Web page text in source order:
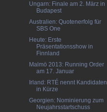
Ungarn: Finale am 2. März in
Budapest
Australien: Quotenerfolg für
SBS One
Heute: Erste
Präsentationsshow in
Finnland
Malmö 2013: Running Order
am 17. Januar
Irland: RTÉ nennt Kandidaten
in Kürze
Georgien: Nominierung zum
Neujahrsstartschuss